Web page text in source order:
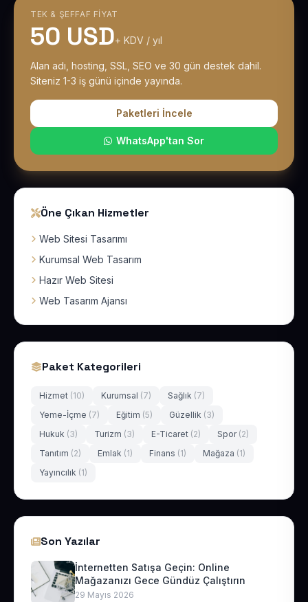
TEK & ŞEFFAF FIYAT
50 USD+ KDV / yıl
Alan adı, hosting, SSL, SEO ve 30 gün destek dahil.
Siteniz 1-3 iş günü içinde yayında.
Paketleri İncele
WhatsApp'tan Sor
Öne Çıkan Hizmetler
Web Sitesi Tasarımı
Kurumsal Web Tasarım
Hazır Web Sitesi
Web Tasarım Ajansı
Paket Kategorileri
Hizmet (10) Kurumsal (7) Sağlık (7)
Yeme-İçme (7) Eğitim (5) Güzellik (3)
Hukuk (3) Turizm (3) E-Ticaret (2) Spor (2)
Tanıtım (2) Emlak (1) Finans (1) Mağaza (1)
Yayıncılık (1)
Son Yazılar
İnternetten Satışa Geçin: Online
Mağazanızı Gece Gündüz Çalıştırın
29 Mayıs 2026